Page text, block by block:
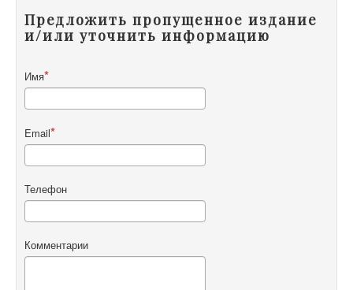
Предложить пропущенное издание
и/или уточнить информацию
Имя
Email
Телефон
Комментарии